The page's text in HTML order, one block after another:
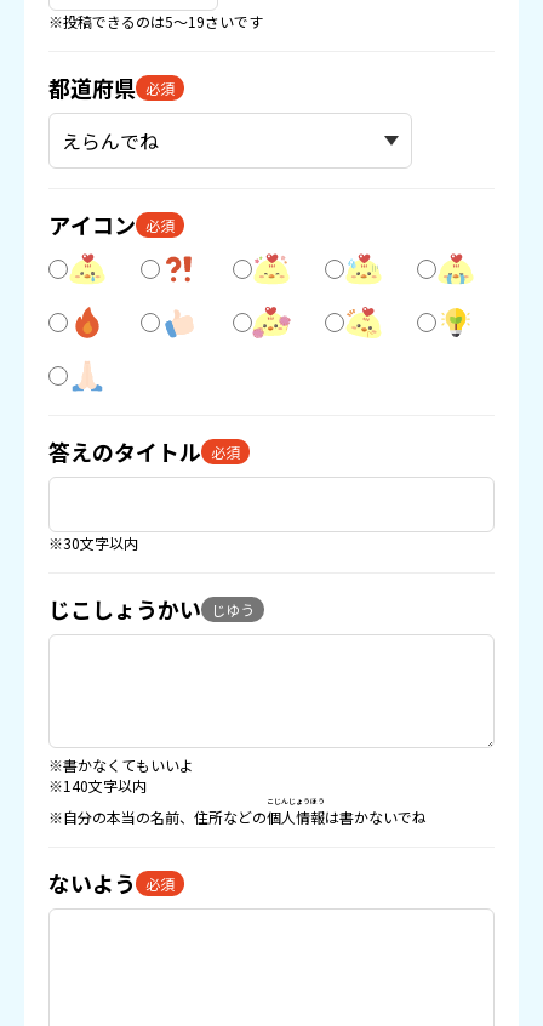
※投稿できるのは5〜19さいです
都道府県 必須
アイコン 必須
答えのタイトル 必須
※30文字以内
じこしょうかい じゆう
※書かなくてもいいよ
※140文字以内
※自分の本当の名前、住所などの個人情報
こじんじょうほう
は書かないでね
ないよう 必須